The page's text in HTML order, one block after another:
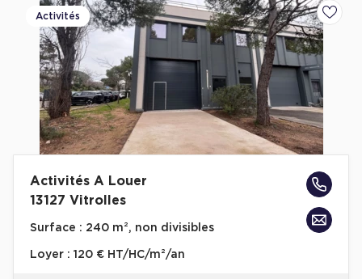
Activités
Activités A Louer
13127 Vitrolles
Surface : 240 m², non divisibles
Loyer : 120 € HT/HC/m²/an